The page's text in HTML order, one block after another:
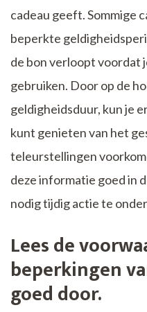
cadeau geeft. Sommige
beperkte
de bon verloopt voordat
gebruiken. Door op de
geldigheidsduur, kun je
kunt genieten van het
teleurstellingen
deze informatie goed in
nodig tijdig actie te
Lees de
beperkingen
goed door.